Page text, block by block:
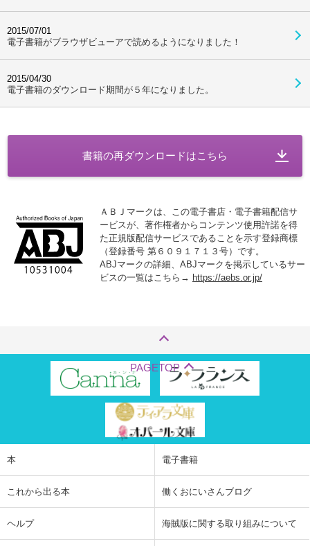
2015/07/01
電子書籍がブラウザビューアで読めるようになりました！
2015/04/30
電子書籍のダウンロード期間が５年になりました。
書籍の再ダウンロードはこちら
ＡＢＪマークは、この電子書店・電子書籍配信サ
ービスが、著作権者からコンテンツ使用許諾を得
た正規版配信サービスであることを示す登録商標
（登録番号 第６０９１７１３号）です。
ABJマークの詳細、ABJマークを掲示しているサー
ビスの一覧はこちら→ https://aebs.or.jp/
PAGETOP
本 電子書籍
これから出る本 働くおにいさんブログ
ヘルプ 海賊版に関する取り組みについて